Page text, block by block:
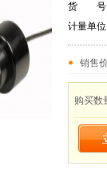
货 号
计量单位
销售
购买数